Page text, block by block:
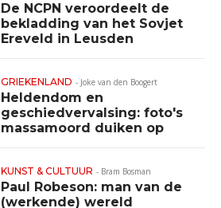
De NCPN veroordeelt de
bekladding van het Sovjet
Ereveld in Leusden
GRIEKENLAND - Joke van den Boogert
Heldendom en
geschiedvervalsing: foto's
massamoord duiken op
KUNST & CULTUUR - Bram Bosman
Paul Robeson: man van de
(werkende) wereld